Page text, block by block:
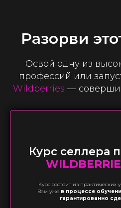
Разорви
Освой одну из
профессий или
Wildberries — соверши
Курс селлера
Курс состоит из практических
Вам уже в процессе
гарантированно